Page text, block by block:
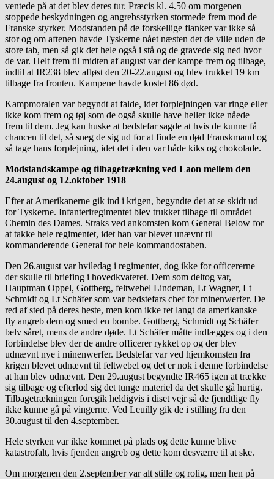
ventede på at det blev deres tur. Præcis kl. 4.50 om morgenen
stoppede beskydningen og angrebsstyrken stormede frem mod de
Franske styrker. Modstanden på de forskellige flanker var ikke så
stor og om aftenen havde Tyskerne nået næsten det de ville uden de
store tab, men så gik det hele også i stå og de gravede sig ned hvor
de var. Helt frem til midten af august var der kampe frem og tilbage,
indtil at IR238 blev afløst den 20-22.august og blev trukket 19 km
tilbage fra fronten. Kampene havde kostet 86 død.
Kampmoralen var begyndt at falde, idet forplejningen var ringe eller
ikke kom frem og tøj som de også skulle have heller ikke nåede
frem til dem. Jeg kan huske at bedstefar sagde at hvis de kunne få
chancen til det, så sneg de sig ud for at finde en død Franskmand og
så tage hans forplejning, idet det i den var både kiks og chokolade.
Modstandskampe og tilbagetrækning ved Laon mellem den
24.august og 12.oktober 1918
Efter at Amerikanerne gik ind i krigen, begyndte det at se skidt ud
for Tyskerne. Infanteriregimentet blev trukket tilbage til området
Chemin des Dames. Straks ved ankomsten kom General Below for
at takke hele regimentet, idet han var blevet unævnt til
kommanderende General for hele kommandostaben.
Den 26.august var hviledag i regimentet, dog ikke for officererne
der skulle til briefing i hovedkvateret. Dem som deltog var,
Hauptman Oppel, Gottberg, feltwebel Lindeman, Lt Wagner, Lt
Schmidt og Lt Schäfer som var bedstefars chef for minenwerfer. De
red af sted på deres heste, men kom ikke ret langt da amerikanske
fly angreb dem og smed en bombe. Gottberg, Schmidt og Schäfer
belv såret, mens de andre døde. Lt Schäfer måtte indlægges og i den
forbindelse blev der de andre officerer rykket op og der blev
udnævnt nye i minenwerfer. Bedstefar var ved hjemkomsten fra
krigen blevet udnævnt til feltwebel og det er nok i denne forbindelse
at han blev udnævnt. Den 29.august begyndte IR465 igen at trække
sig tilbage og efterlod sig det tunge materiel da det skulle gå hurtig.
Tilbagetrækningen foregik heldigvis i diset vejr så de fjendtlige fly
ikke kunne gå på vingerne. Ved Leuilly gik de i stilling fra den
30.august til den 4.september.
Hele styrken var ikke kommet på plads og dette kunne blive
katastrofalt, hvis fjenden angreb og dette kom desværre til at ske.
Om morgenen den 2.september var alt stille og rolig, men hen på